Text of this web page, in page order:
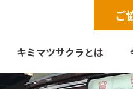
キミマツサクラとは
ご